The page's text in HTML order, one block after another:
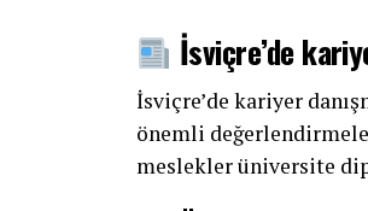
İsviçre’de
İsviçre’de kariyer
önemli
meslekler üniversite